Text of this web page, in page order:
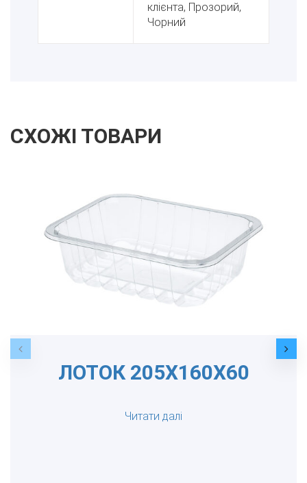
клієнта, Прозорий,
Чорний
СХОЖІ ТОВАРИ
ЛОТОК 205Х160Х60
Читати далі